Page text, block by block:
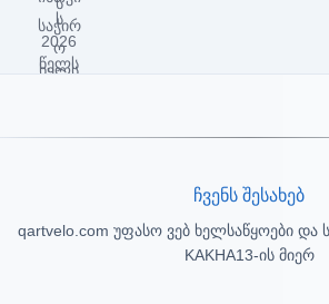
ჩვენს შესახებ
qartvelo.com უფასო ვებ ხელსაწყოები და
KAKHA13-ის მიერ